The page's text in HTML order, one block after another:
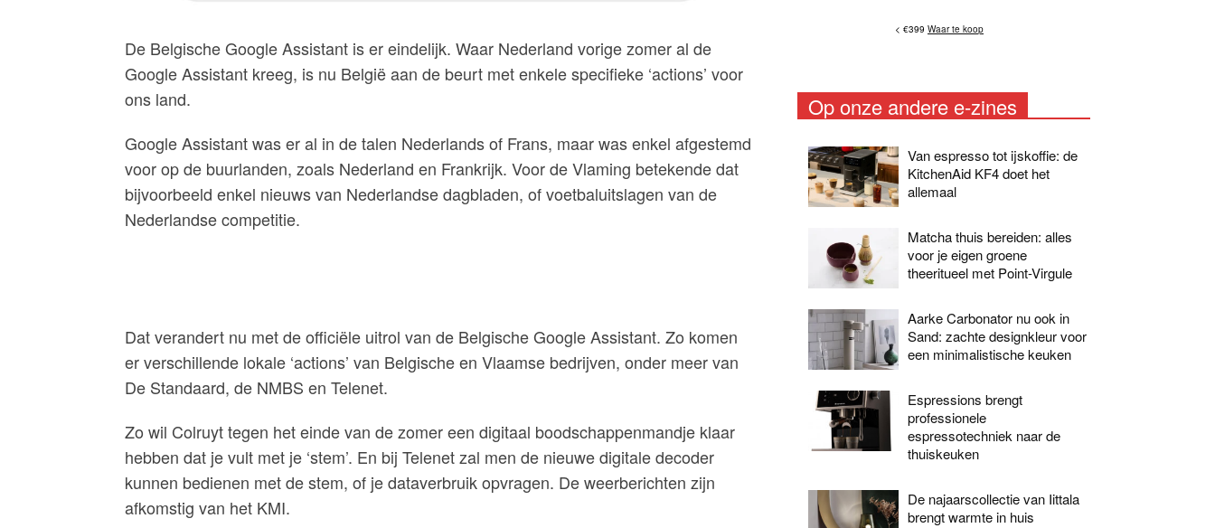
De Belgische Google Assistant is er eindelijk. Waar Nederland vorige zomer al de
Google Assistant kreeg, is nu België aan de beurt met enkele specifieke ‘actions’ voor
ons land.
Google Assistant was er al in de talen Nederlands of Frans, maar was enkel afgestemd
voor op de buurlanden, zoals Nederland en Frankrijk. Voor de Vlaming betekende dat
bijvoorbeeld enkel nieuws van Nederlandse dagbladen, of voetbaluitslagen van de
Nederlandse competitie.
Dat verandert nu met de officiële uitrol van de Belgische Google Assistant. Zo komen
er verschillende lokale ‘actions’ van Belgische en Vlaamse bedrijven, onder meer van
De Standaard, de NMBS en Telenet.
Zo wil Colruyt tegen het einde van de zomer een digitaal boodschappenmandje klaar
hebben dat je vult met je ‘stem’. En bij Telenet zal men de nieuwe digitale decoder
kunnen bedienen met de stem, of je dataverbruik opvragen. De weerberichten zijn
afkomstig van het KMI.
< €399 Waar te koop
Op onze andere e-zines
Van espresso tot ijskoffie: de
KitchenAid KF4 doet het
allemaal
Matcha thuis bereiden: alles
voor je eigen groene
theeritueel met Point-Virgule
Aarke Carbonator nu ook in
Sand: zachte designkleur voor
een minimalistische keuken
Espressions brengt
professionele
espressotechniek naar de
thuiskeuken
De najaarscollectie van Iittala
brengt warmte in huis